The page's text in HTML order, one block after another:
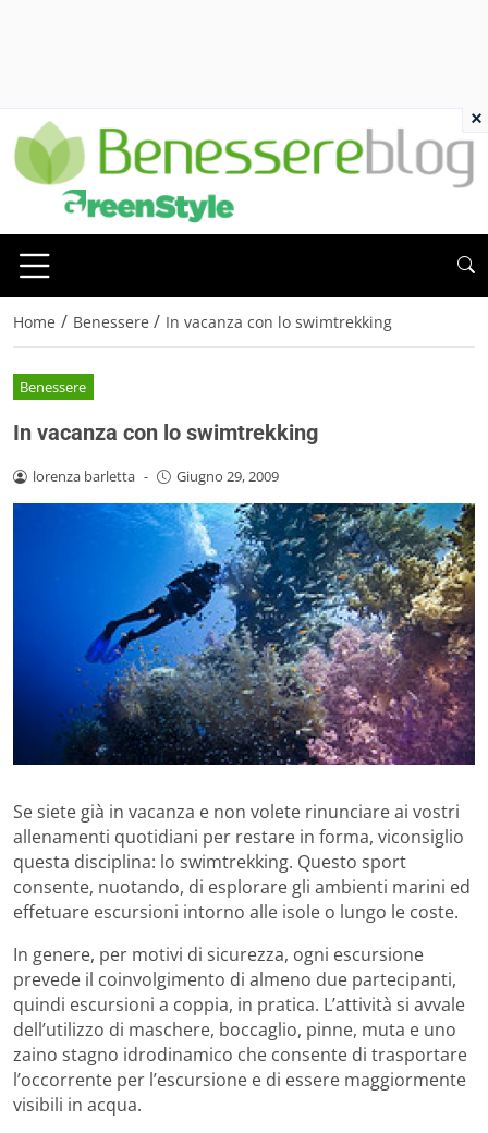
Home / Benessere / In vacanza con lo swimtrekking
Benessere
In vacanza con lo swimtrekking
lorenza barletta - Giugno 29, 2009
Se siete già in vacanza e non volete rinunciare ai vostri
allenamenti quotidiani per restare in forma, viconsiglio
questa disciplina: lo swimtrekking. Questo sport
consente, nuotando, di esplorare gli ambienti marini ed
effetuare escursioni intorno alle isole o lungo le coste.
In genere, per motivi di sicurezza, ogni escursione
prevede il coinvolgimento di almeno due partecipanti,
quindi escursioni a coppia, in pratica. L’attività si avvale
dell’utilizzo di maschere, boccaglio, pinne, muta e uno
zaino stagno idrodinamico che consente di trasportare
l’occorrente per l’escursione e di essere maggiormente
visibili in acqua.
×